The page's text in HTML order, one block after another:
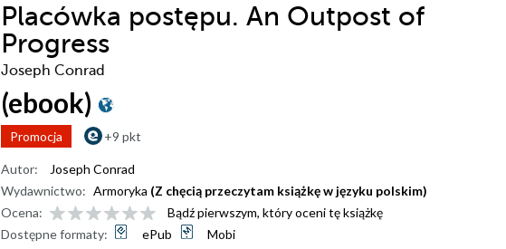
Placówka postępu. An Outpost of
Progress
Joseph Conrad
(ebook)
Promocja +9 pkt
Autor:
Joseph Conrad
Wydawnictwo: Armoryka (Z chęcią przeczytam książkę w języku polskim)
Ocena:
Bądź pierwszym, który oceni tę książkę
Dostępne formaty:
ePub Mobi